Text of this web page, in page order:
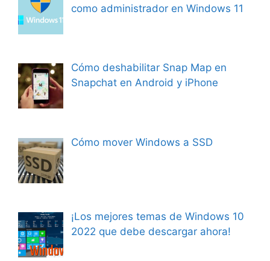
como administrador en Windows 11
Cómo deshabilitar Snap Map en
Snapchat en Android y iPhone
Cómo mover Windows a SSD
¡Los mejores temas de Windows 10
2022 que debe descargar ahora!